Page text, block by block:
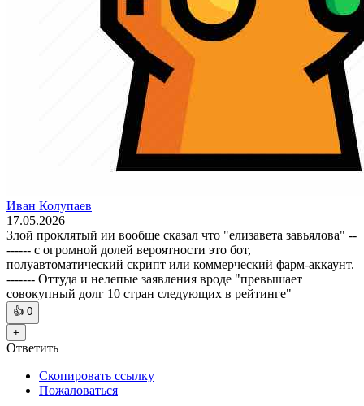
Иван Колупаев
17.05.2026
Злой проклятый ии вообще сказал что "елизавета завьялова" --
------ с огромной долей вероятности это бот,
полуавтоматический скрипт или коммерческий фарм-аккаунт.
------- Оттуда и нелепые заявления вроде "превышает
совокупный долг 10 стран следующих в рейтинге"
👍 0
+
Ответить
Скопировать ссылку
Пожаловаться